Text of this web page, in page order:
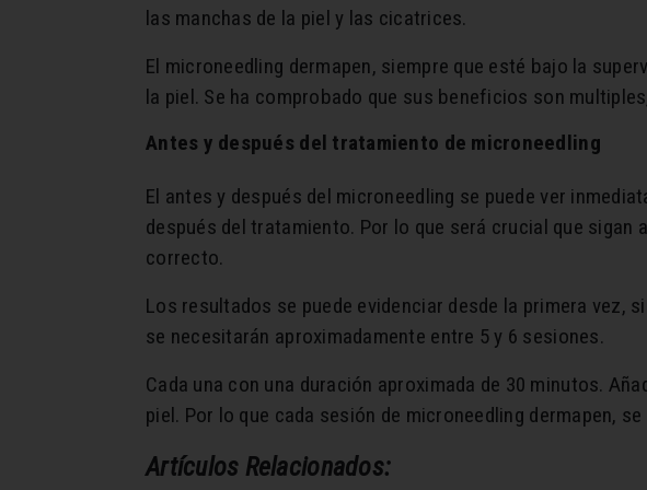
las manchas de la piel y las cicatrices.
El microneedling dermapen, siempre que esté bajo la
la piel. Se ha comprobado que sus beneficios son
Antes y después del tratamiento de microneedling
El antes y después del microneedling se puede ver
después del tratamiento. Por lo que será crucial que
correcto.
Los resultados se puede evidenciar desde la primera vez,
se necesitarán aproximadamente entre 5 y 6 sesiones.
Cada una con una duración aproximada de 30 minutos.
piel. Por lo que cada sesión de microneedling dermapen,
Artículos Relacionados: